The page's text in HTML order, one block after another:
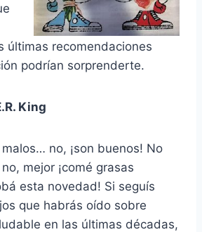
últimas recomendaciones
podrían sorprenderte.
King
no, ¡son buenos! No
mejor ¡comé grasas
esta novedad! Si seguís
que habrás oído sobre
en las últimas décadas,